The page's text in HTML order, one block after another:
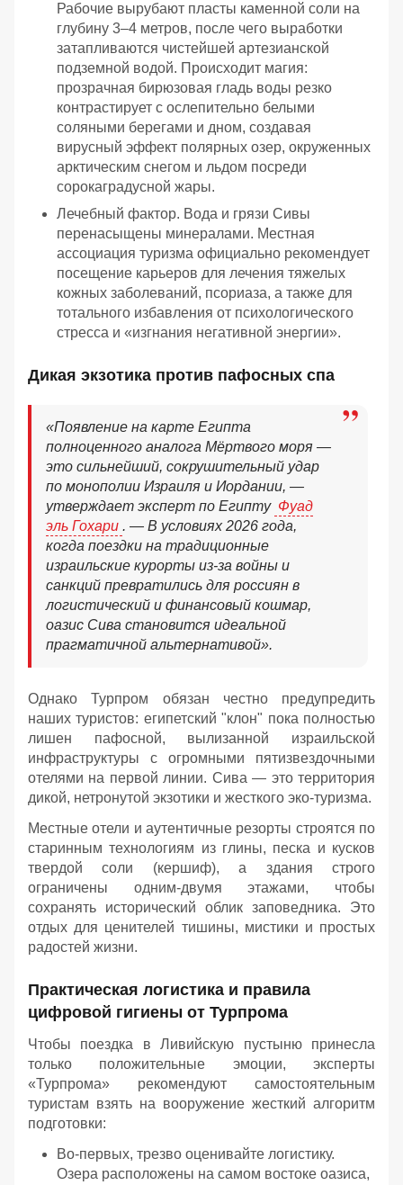
Рабочие вырубают пласты каменной соли на
глубину 3–4 метров, после чего выработки
затапливаются чистейшей артезианской
подземной водой. Происходит магия:
прозрачная бирюзовая гладь воды резко
контрастирует с ослепительно белыми
соляными берегами и дном, создавая
вирусный эффект полярных озер, окруженных
арктическим снегом и льдом посреди
сорокаградусной жары.
Лечебный фактор. Вода и грязи Сивы
перенасыщены минералами. Местная
ассоциация туризма официально рекомендует
посещение карьеров для лечения тяжелых
кожных заболеваний, псориаза, а также для
тотального избавления от психологического
стресса и «изгнания негативной энергии».
Дикая экзотика против пафосных спа
«Появление на карте Египта
полноценного аналога Мёртвого моря —
это сильнейший, сокрушительный удар
по монополии Израиля и Иордании, —
утверждает эксперт по Египту Фуад
эль Гохари . — В условиях 2026 года,
когда поездки на традиционные
израильские курорты из-за войны и
санкций превратились для россиян в
логистический и финансовый кошмар,
оазис Сива становится идеальной
прагматичной альтернативой».
Однако Турпром обязан честно предупредить
наших туристов: египетский "клон" пока полностью
лишен пафосной, вылизанной израильской
инфраструктуры с огромными пятизвездочными
отелями на первой линии. Сива — это территория
дикой, нетронутой экзотики и жесткого эко-туризма.
Местные отели и аутентичные резорты строятся по
старинным технологиям из глины, песка и кусков
твердой соли (кершиф), а здания строго
ограничены одним-двумя этажами, чтобы
сохранять исторический облик заповедника. Это
отдых для ценителей тишины, мистики и простых
радостей жизни.
Практическая логистика и правила
цифровой гигиены от Турпрома
Чтобы поездка в Ливийскую пустыню принесла
только положительные эмоции, эксперты
«Турпрома» рекомендуют самостоятельным
туристам взять на вооружение жесткий алгоритм
подготовки:
Во-первых, трезво оценивайте логистику.
Озера расположены на самом востоке оазиса,